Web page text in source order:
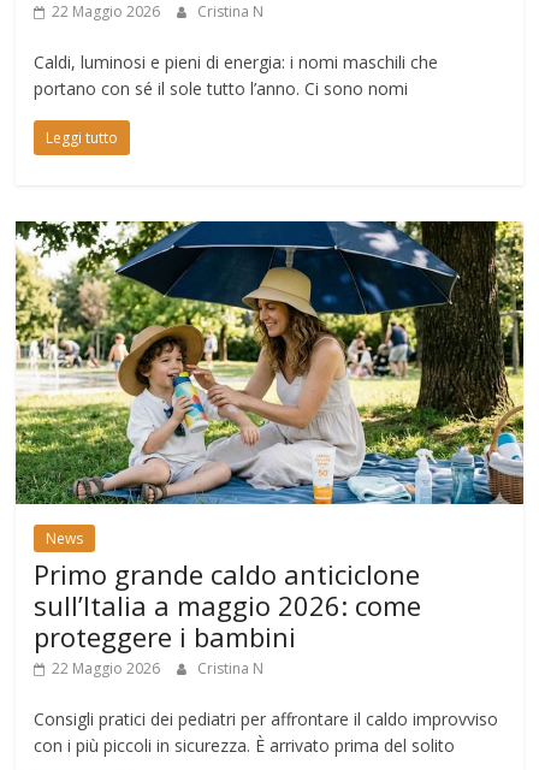
22 Maggio 2026 Cristina N
Caldi, luminosi e pieni di energia: i nomi maschili che
portano con sé il sole tutto l’anno. Ci sono nomi
Leggi tutto
News
Primo grande caldo anticiclone
sull’Italia a maggio 2026: come
proteggere i bambini
22 Maggio 2026 Cristina N
Consigli pratici dei pediatri per affrontare il caldo improvviso
con i più piccoli in sicurezza. È arrivato prima del solito